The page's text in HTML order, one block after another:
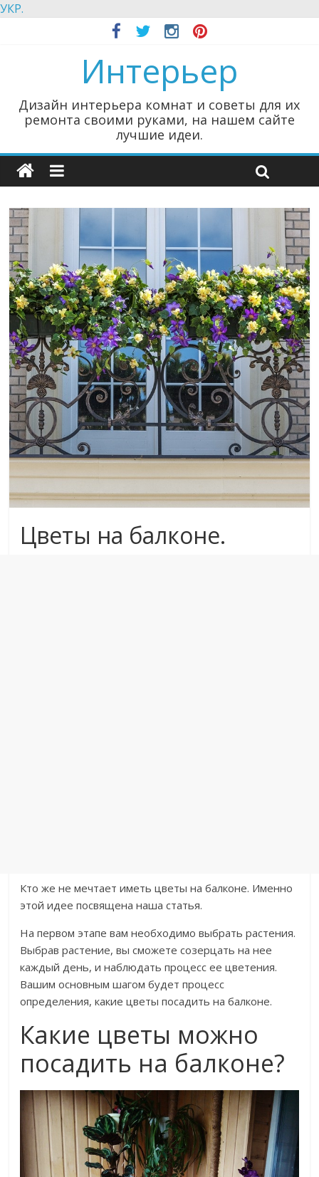
УКР.
Интерьер
Дизайн интерьера комнат и советы для их
ремонта своими руками, на нашем сайте
лучшие идеи.
Цветы на балконе.
Кто же не мечтает иметь цветы на балконе. Именно
этой идее посвящена наша статья.
На первом этапе вам необходимо выбрать растения.
Выбрав растение, вы сможете созерцать на нее
каждый день, и наблюдать процесс ее цветения.
Вашим основным шагом будет процесс
определения, какие цветы посадить на балконе.
Какие цветы можно
посадить на балконе?